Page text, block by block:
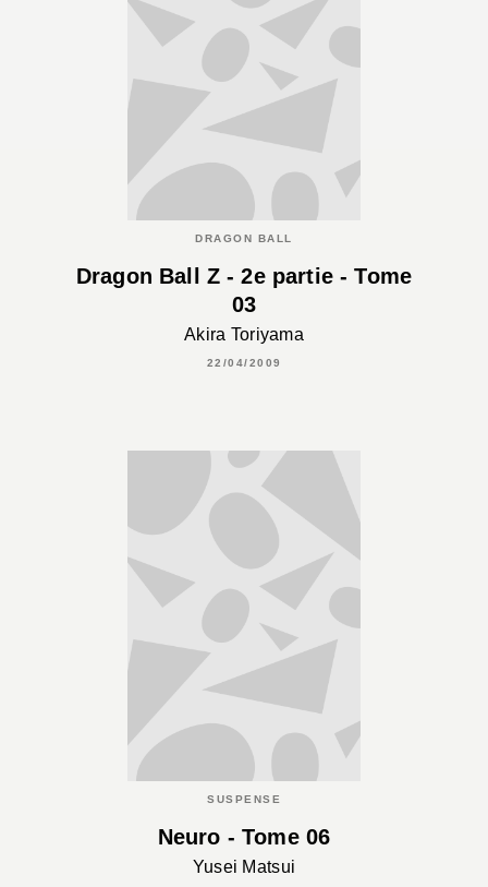
DRAGON BALL
Dragon Ball Z - 2e partie - Tome
03
Akira Toriyama
22/04/2009
SUSPENSE
Neuro - Tome 06
Yusei Matsui